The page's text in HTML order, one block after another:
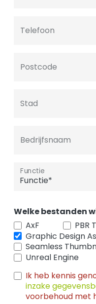
Telefoon
Postcode
Stad
Bedrijfsnaam
Functie
Welke bestanden
AxF
PBR
Graphic Design
Seamless
Unreal Engine
Ik heb kennis
inzake
voorbehoud met